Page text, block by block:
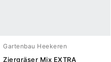
Gartenbau Heekeren
Ziergräser Mix EXTRA